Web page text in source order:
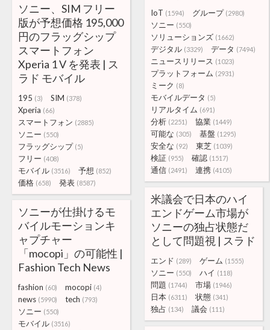
IoT (1594) グループ (2980)
ソニー (550)
ソリューションズ (1662)
デジタル (3329) データ (7494)
ニュースリリース (1023)
プラットフォーム (2931)
ミーク (8)
モバイルデータ (5)
リアルタイム (691)
分析 (2251) 協業 (1449)
可能な (305) 基盤 (1295)
安全な (92) 東芝 (1039)
検証 (955) 確認 (1517)
通信 (2491) 連携 (4105)
ソニー、SIM フリー
版が予想価格 195,000
円のフラッグシップ
スマートフォン
Xperia 1 V を発表 | ス
ラド モバイル
195 (3) SIM (378)
Xperia (66)
スマートフォン (2885)
ソニー (550)
フラッグシップ (5)
フリー (408)
モバイル (3516) 予想 (852)
価格 (658) 発表 (8587)
米議会で日本のハイ
エンドゲーム市場が
ソニーの独占状態だ
として問題視 | スラド
エンド (289) ゲーム (1555)
ソニー (550) ハイ (118)
問題 (1744) 市場 (1946)
日本 (6311) 状態 (341)
独占 (134) 議会 (111)
ソニーが仕掛けるモ
バイルモーションキ
ャプチャー
「mocopi」の可能性 |
Fashion Tech News
fashion (60) mocopi (4)
news (5990) tech (793)
ソニー (550)
モバイル (3516)